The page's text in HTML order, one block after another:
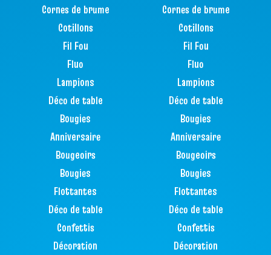
Cornes de brume
Cotillons
Fil Fou
Fluo
Lampions
Déco de table
Bougies
Anniversaire
Bougeoirs
Bougies
Flottantes
Déco de table
Confettis
Décoration
Cornes de brume
Cotillons
Fil Fou
Fluo
Lampions
Déco de table
Bougies
Anniversaire
Bougeoirs
Bougies
Flottantes
Déco de table
Confettis
Décoration